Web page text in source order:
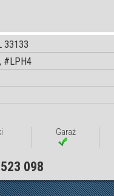
33133
#LPH4
Garaż
098